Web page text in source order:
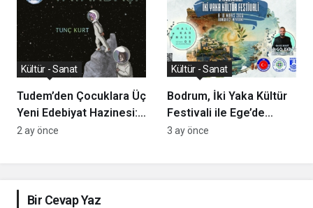
Tudem’den Çocuklara Üç
Yeni Edebiyat Hazinesi:
Ödüllerle Taçlanan
Kültür - Sanat
2 ay önce
Bodrum, İki Yaka Kültür
Festivali ile Ege’de
Sınırları Kaldırıyor
Kültür - Sanat
3 ay önce
Bir Cevap Yaz